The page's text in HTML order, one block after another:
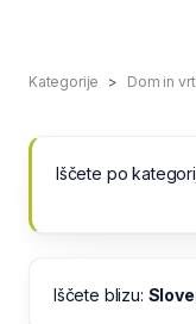
Kategorije Dom in vrt
Iščete po
Iščete blizu: